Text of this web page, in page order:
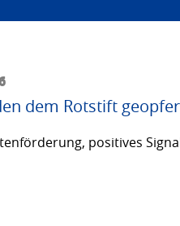
dem Rotstift
positives